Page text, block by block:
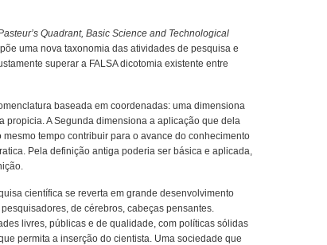
Quadrant, Basic Science and Technological
uma nova taxonomia das atividades de pesquisa e
superar a FALSA dicotomia existente entre
baseada em coordenadas: uma dimensiona
propicia. A Segunda dimensiona a aplicação que dela
tempo contribuir para o avance do conhecimento
Pela definição antiga poderia ser básica e aplicada,
científica se reverta em grande desenvolvimento
de cérebros, cabeças pensantes.
livres, públicas e de qualidade, com políticas sólidas
permita a inserção do cientista. Uma sociedade que